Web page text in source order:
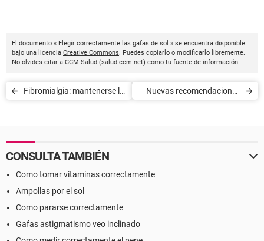
El documento « Elegir correctamente las gafas de sol » se encuentra disponible
bajo una licencia Creative Commons. Puedes copiarlo o modificarlo libremente.
No olvides citar a CCM Salud (salud.ccm.net) como tu fuente de información.
Fibromialgia: mantenerse lo
Nuevas recomendaciones
CONSULTA TAMBIÉN
Como tomar vitaminas correctamente
Ampollas por el sol
Como pararse correctamente
Gafas astigmatismo veo inclinado